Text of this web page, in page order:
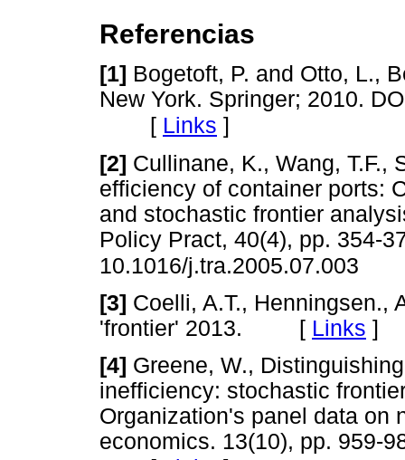
Referencias
[1] Bogetoft, P. and Otto, L.,
New York. Springer; 2010.
[ Links ]
[2] Cullinane, K., Wang, T.F.,
efficiency of container ports:
and stochastic frontier
Policy Pract, 40(4), pp. 354-
10.1016/j.tra.2005.07.003
[3] Coelli, A.T., Henningsen.,
'frontier' 2013. [ Links ]
[4] Greene, W.,
inefficiency: stochastic
Organization's panel data on
economics. 13(10), pp. 959-